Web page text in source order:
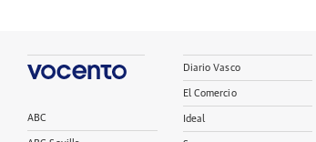
ABC
Diario Vasco
El Comercio
Ideal